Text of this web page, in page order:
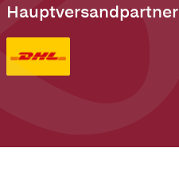
Hauptversandpartner